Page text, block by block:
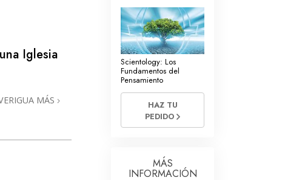
La Comunicación
Iglesia
MÁS
Scientology: Los
Fundamentos del
Pensamiento
HAZ TU
PEDIDO
MÁS
INFORMACIÓN